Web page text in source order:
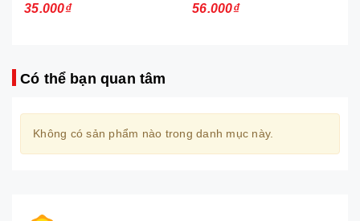
35.000₫ 56.000₫
Có thể bạn quan tâm
Không có sản phẩm nào trong danh mục này.